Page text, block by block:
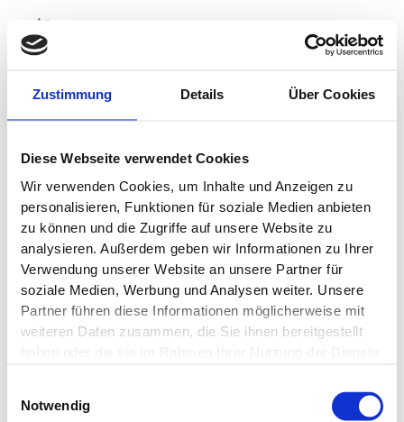
Zustimmung Details Über Cookies
Diese Webseite verwendet Cookies
Wir verwenden Cookies, um Inhalte und Anzeigen zu
personalisieren, Funktionen für soziale Medien anbieten
zu können und die Zugriffe auf unsere Website zu
analysieren. Außerdem geben wir Informationen zu Ihrer
Verwendung unserer Website an unsere Partner für
soziale Medien, Werbung und Analysen weiter. Unsere
Partner führen diese Informationen möglicherweise mit
weiteren Daten zusammen, die Sie ihnen bereitgestellt
Notwendig
Inhalt
springen
Impressum
Angaben gemäß § 5 TMG
Chakib Arfaoui
Burenstrasse 23
74076 Heilbronn
VR3214
Kontakt
Telefon: 07131 7248466